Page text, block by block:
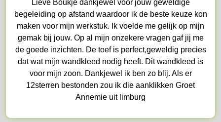
Lieve Boukje dankjewel voor jouw geweldige
begeleiding op afstand waardoor ik de beste keuze kon
maken voor mijn werkstuk. Ik voelde me gelijk op mijn
gemak bij jouw. Op al mijn onzekere vragen gaf jij me
de goede inzichten. De toef is perfect,geweldig precies
dat wat mijn wandkleed nodig heeft. Dit wandkleed is
voor mijn zoon. Dankjewel ik ben zo blij. Als er
12sterren bestonden zou ik die aanklikken Groet
Annemie uit limburg